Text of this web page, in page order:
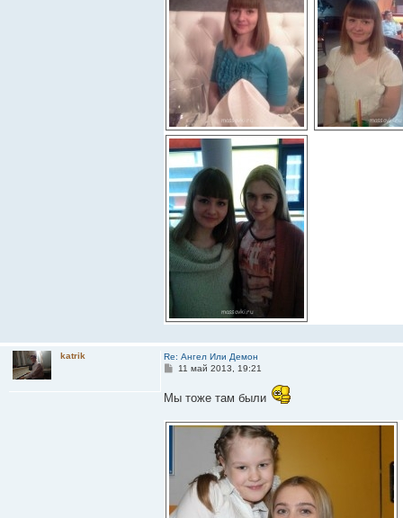
katrik
Re: Ангел Или Демон
С
б
е
11 май 2013, 19:21
Мы тоже там были